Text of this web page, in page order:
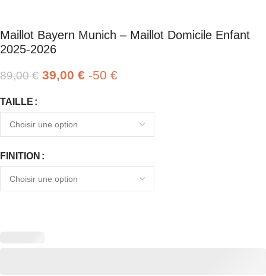
Maillot Bayern Munich – Maillot Domicile Enfant
2025-2026
89,00€ 39,00 € -50 €
TAILLE
FINITION